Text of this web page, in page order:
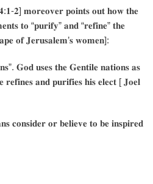
𝟐] 𝐦𝐨𝐫𝐞𝐨𝐯𝐞𝐫 𝐩𝐨𝐢𝐧𝐭𝐬 𝐨𝐮𝐭 𝐡𝐨𝐰 𝐭𝐡𝐞
𝐭𝐨 “𝐩𝐮𝐫𝐢𝐟𝐲” 𝐚𝐧𝐝 “𝐫𝐞𝐟𝐢𝐧𝐞” 𝐭𝐡𝐞
𝐨𝐟 𝐉𝐞𝐫𝐮𝐬𝐚𝐥𝐞𝐦’𝐬 𝐰𝐨𝐦𝐞𝐧]:
𝐆𝐨𝐝 𝐮𝐬𝐞𝐬 𝐭𝐡𝐞 𝐆𝐞𝐧𝐭𝐢𝐥𝐞 𝐧𝐚𝐭𝐢𝐨𝐧𝐬 𝐚𝐬
𝐚𝐧𝐝 𝐩𝐮𝐫𝐢𝐟𝐢𝐞𝐬 𝐡𝐢𝐬 𝐞𝐥𝐞𝐜𝐭 [ 𝐉𝐨𝐞𝐥
𝐜𝐨𝐧𝐬𝐢𝐝𝐞𝐫 𝐨𝐫 𝐛𝐞𝐥𝐢𝐞𝐯𝐞 𝐭𝐨 𝐛𝐞 𝐢𝐧𝐬𝐩𝐢𝐫𝐞𝐝